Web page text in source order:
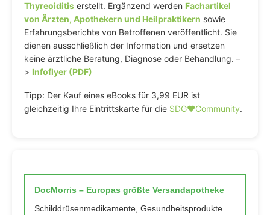
Thyreoiditis erstellt. Ergänzend werden Fachartikel
von Ärzten, Apothekern und Heilpraktikern sowie
Erfahrungsberichte von Betroffenen veröffentlicht. Sie
dienen ausschließlich der Information und ersetzen
keine ärztliche Beratung, Diagnose oder Behandlung. –
> Infoflyer (PDF)
Tipp: Der Kauf eines eBooks für 3,99 EUR ist
gleichzeitig Ihre Eintrittskarte für die SDG♥️Community.
DocMorris – Europas größte Versandapotheke
Schilddrüsenmedikamente, Gesundheitsprodukte